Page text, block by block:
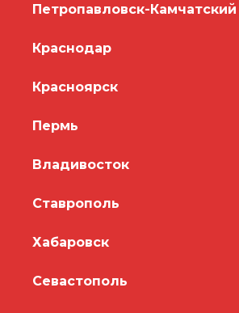
Петропавловск-Камчатский
Краснодар
Красноярск
Пермь
Владивосток
Ставрополь
Хабаровск
Севастополь